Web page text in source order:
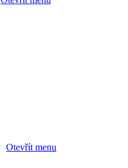
Otevřít menu